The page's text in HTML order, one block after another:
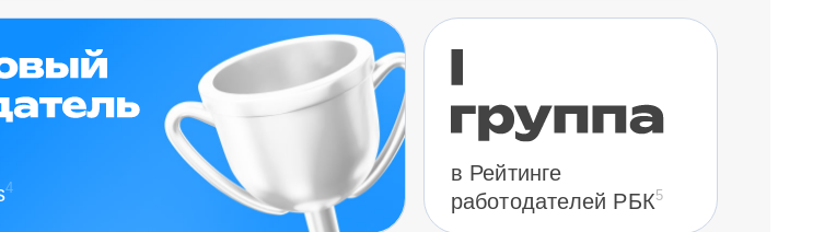
4
в Рейтинге
работодателей РБК5